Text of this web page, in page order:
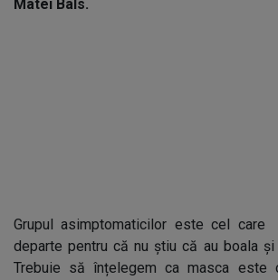
Matei Bals.
Grupul asimptomaticilor este cel care
departe pentru că nu știu că au boala
Trebuie să înțelegem ca masca este